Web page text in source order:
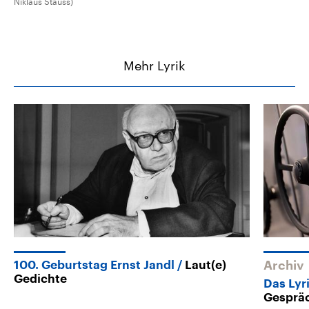
Mehr Lyrik
100. Geburtstag Ernst Jandl
Laut(e)
Gedichte
Archiv
Das